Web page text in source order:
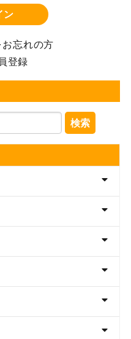
ン
忘れの方
登録
検索